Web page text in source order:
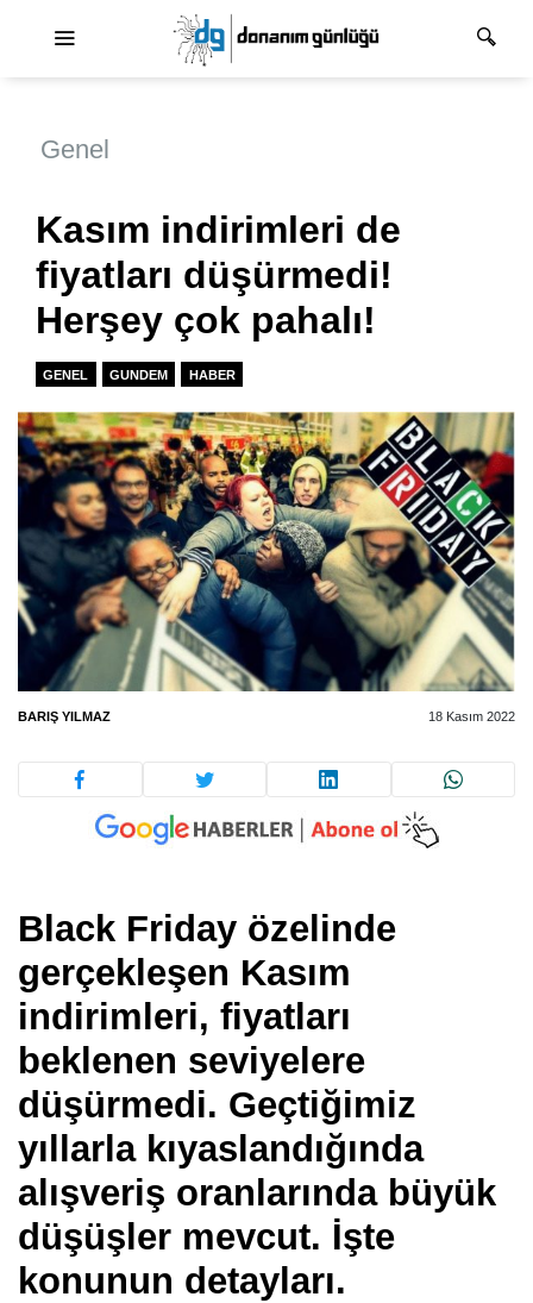
Genel
Kasım indirimleri de
fiyatları düşürmedi!
Herşey çok pahalı!
GENEL GUNDEM HABER
BARIŞ YILMAZ 18 Kasım 2022
Black Friday özelinde
gerçekleşen Kasım
indirimleri, fiyatları
beklenen seviyelere
düşürmedi. Geçtiğimiz
yıllarla kıyaslandığında
alışveriş oranlarında büyük
düşüşler mevcut. İşte
konunun detayları.